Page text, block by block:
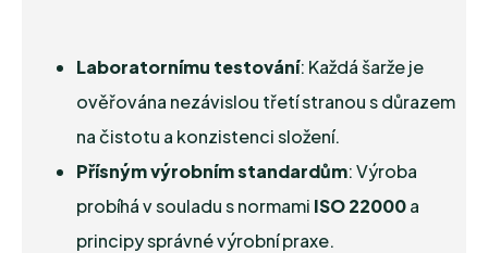
Laboratornímu testování: Každá šarže je
ověřována nezávislou třetí stranou s důrazem
na čistotu a konzistenci složení.
Přísným výrobním standardům: Výroba
probíhá v souladu s normami ISO 22000a
principy správné výrobní praxe.